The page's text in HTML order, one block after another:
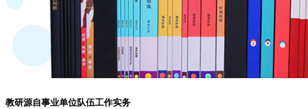
教研源自事业单位队伍工作实务